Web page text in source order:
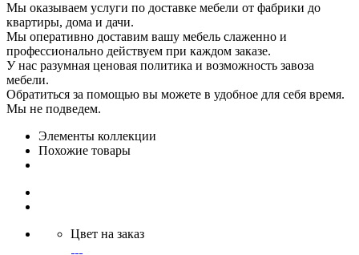
Мы оказываем услуги по доставке мебели от фабрики до
квартиры, дома и дачи.
Мы оперативно доставим вашу мебель слаженно и
профессионально действуем при каждом заказе.
У нас разумная ценовая политика и возможность завоза
мебели.
Обратиться за помощью вы можете в удобное для себя время.
Мы не подведем.
Элементы коллекции
Похожие товары
Цвет на заказ